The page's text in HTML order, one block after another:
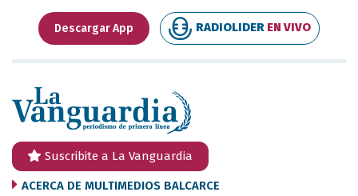
Descargar App RADIOLIDER EN VIVO
Suscribite a La Vanguardia
ACERCA DE MULTIMEDIOS BALCARCE